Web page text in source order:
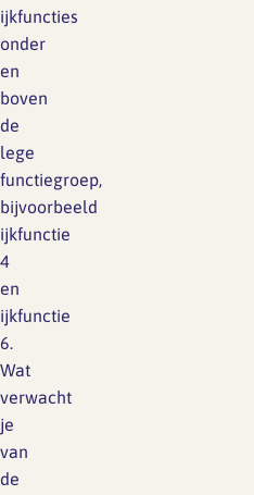
ijkfuncties
onder
en
boven
de
lege
functiegroep,
bijvoorbeeld
ijkfunctie
4
en
ijkfunctie
6.
Wat
verwacht
je
van
de